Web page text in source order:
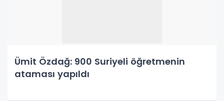
Ümit Özdağ: 900 Suriyeli öğretmenin
ataması yapıldı